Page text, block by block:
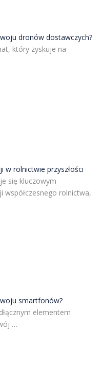
dronów dostawczych?
który zyskuje na
w rolnictwie przyszłości
się kluczowym
rolnictwa,
smartfonów?
elementem
…